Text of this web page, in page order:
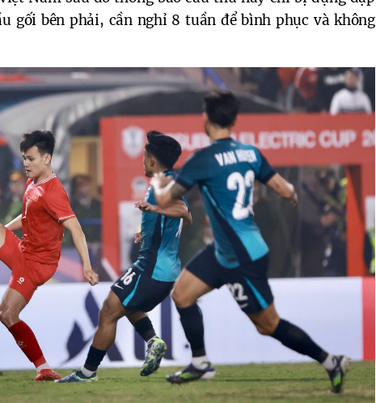
gối bên phải, cần nghỉ 8 tuần để bình phục và không